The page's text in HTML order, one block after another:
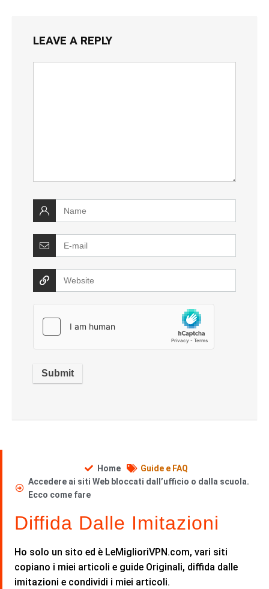
LEAVE A REPLY
Home
Guide e FAQ
Accedere ai siti Web bloccati dall’ufficio o dalla scuola.
Ecco come fare
Diffida Dalle Imitazioni
Ho solo un sito ed è LeMiglioriVPN.com, vari siti
copiano i miei articoli e guide Originali, diffida dalle
imitazioni e condividi i miei articoli.